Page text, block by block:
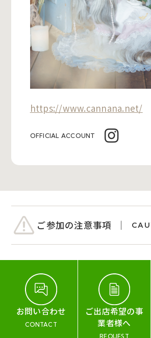
https://www.cannana.net/
OFFICIAL ACCOUNT
ご参加の注意事項
お問い合わせ
CONTACT
ご出店希望の事
業者様へ
REQUEST